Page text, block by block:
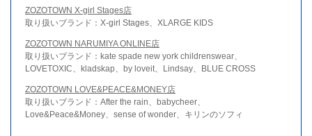
ZOZOTOWN X-girl Stages店
取り扱いブランド：X-girl Stages、XLARGE KIDS
ZOZOTOWN NARUMIYA ONLINE店
取り扱いブランド：kate spade new york childrenswear、
LOVETOXIC、kladskap、by loveit、Lindsay、BLUE CROSS
ZOZOTOWN LOVE&PEACE&MONEY店
取り扱いブランド：After the rain、babycheer、
Love&Peace&Money、sense of wonder、キリンのソフィ